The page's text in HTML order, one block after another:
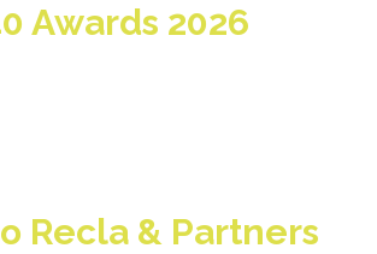
Awards 2026
Recla & Partners